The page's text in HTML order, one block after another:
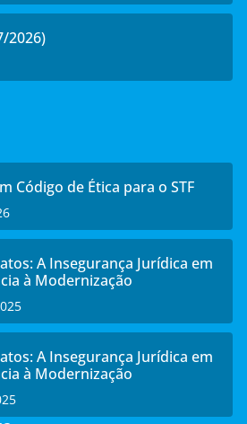
2026)
Código de Ética para o STF
A Insegurança Jurídica em
à Modernização
A Insegurança Jurídica em
à Modernização